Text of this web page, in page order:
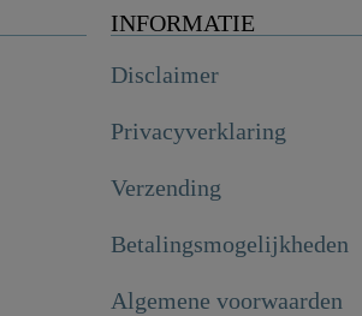
INFORMATIE
Disclaimer
Privacyverklaring
Verzending
Betalingsmogelijkheden
Algemene voorwaarden